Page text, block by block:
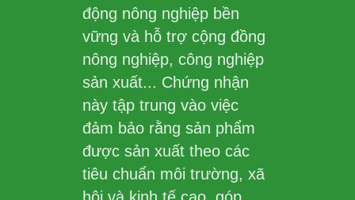
động nông nghiệp bền
vững và hỗ trợ cộng đồng
nông nghiệp, công nghiệp
sản xuất... Chứng nhận
này tập trung vào việc
đảm bảo rằng sản phẩm
được sản xuất theo các
tiêu chuẩn môi trường, xã